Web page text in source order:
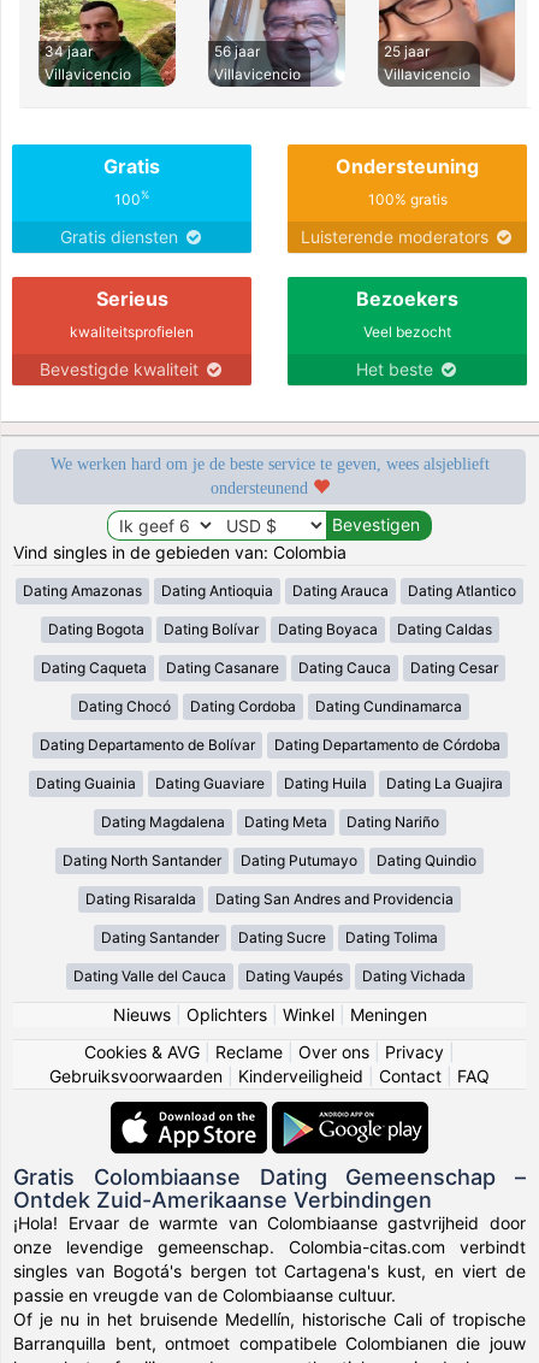
34 jaar
Villavicencio
56 jaar
Villavicencio
25 jaar
Villavicencio
Gratis
100%
Gratis diensten
Ondersteuning
100% gratis
Luisterende moderators
Serieus
kwaliteitsprofielen
Bevestigde kwaliteit
Bezoekers
Veel bezocht
Het beste
We werken hard om je de beste service te geven, wees alsjeblieft
ondersteunend
Vind singles in de gebieden van: Colombia
Dating Amazonas Dating Antioquia Dating Arauca Dating Atlantico
Dating Bogota Dating Bolívar Dating Boyaca Dating Caldas
Dating Caqueta Dating Casanare Dating Cauca Dating Cesar
Dating Chocó Dating Cordoba Dating Cundinamarca
Dating Departamento de Bolívar Dating Departamento de Córdoba
Dating Guainia Dating Guaviare Dating Huila Dating La Guajira
Dating Magdalena Dating Meta Dating Nariño
Dating North Santander Dating Putumayo Dating Quindio
Dating Risaralda Dating San Andres and Providencia
Dating Santander Dating Sucre Dating Tolima
Dating Valle del Cauca Dating Vaupés Dating Vichada
Nieuws| Oplichters| Winkel| Meningen
Cookies & AVG
Reclame Over ons Privacy
Gebruiksvoorwaarden
Kinderveiligheid Contact FAQ
Gratis Colombiaanse Dating Gemeenschap –
Ontdek Zuid-Amerikaanse Verbindingen
¡Hola! Ervaar de warmte van Colombiaanse gastvrijheid door
onze levendige gemeenschap. Colombia-citas.com verbindt
singles van Bogotá's bergen tot Cartagena's kust, en viert de
passie en vreugde van de Colombiaanse cultuur.
Of je nu in het bruisende Medellín, historische Cali of tropische
Barranquilla bent, ontmoet compatibele Colombianen die jouw